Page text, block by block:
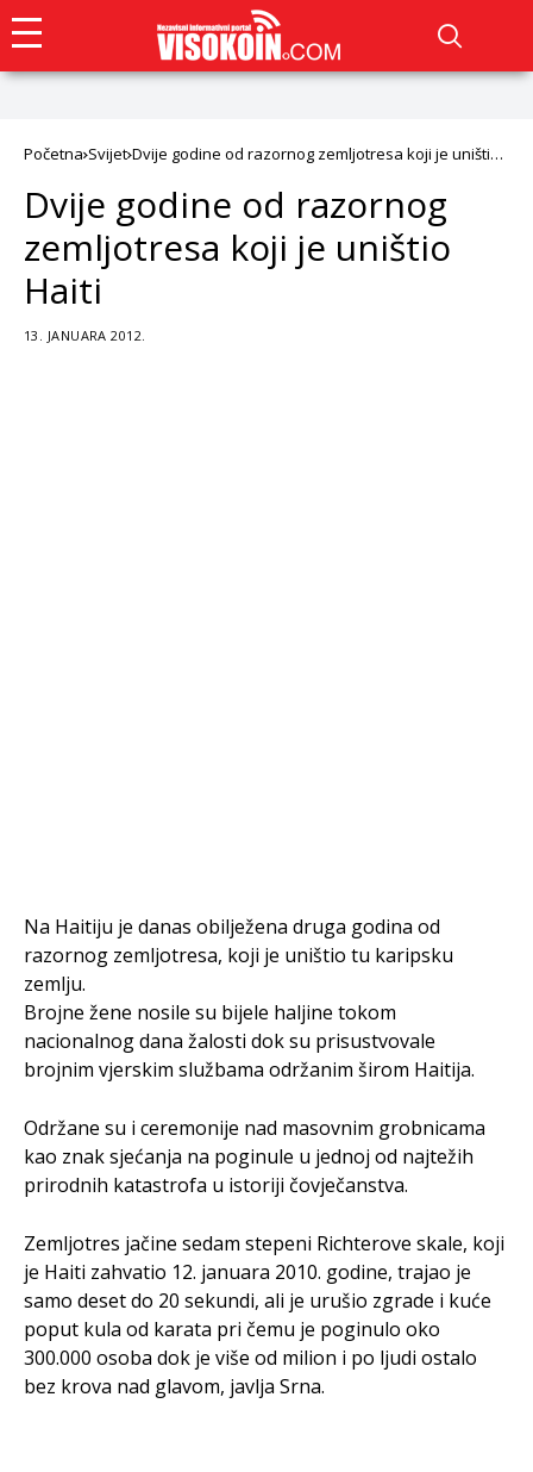
Početna Svijet Dvije godine od razornog zemljotresa koji je uništio
Dvije godine od razornog
zemljotresa koji je uništio
Haiti
13. JANUARA 2012.
Na Haitiju je danas obilježena druga godina od
razornog zemljotresa, koji je uništio tu karipsku
zemlju.
Brojne žene nosile su bijele haljine tokom
nacionalnog dana žalosti dok su prisustvovale
brojnim vjerskim službama održanim širom Haitija.
Održane su i ceremonije nad masovnim grobnicama
kao znak sjećanja na poginule u jednoj od najtežih
prirodnih katastrofa u istoriji čovječanstva.
Zemljotres jačine sedam stepeni Richterove skale, koji
je Haiti zahvatio 12. januara 2010. godine, trajao je
samo deset do 20 sekundi, ali je urušio zgrade i kuće
poput kula od karata pri čemu je poginulo oko
300.000 osoba dok je više od milion i po ljudi ostalo
bez krova nad glavom, javlja Srna.